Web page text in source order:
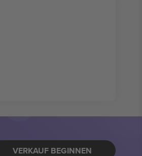
VERKAUF BEGINNEN